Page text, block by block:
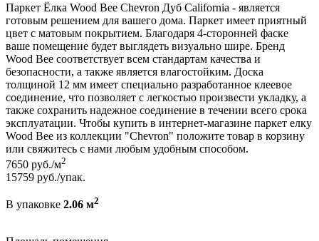
Паркет Ёлка Wood Bee Chevron Дуб California - является
готовым решением для вашего дома. Паркет имеет приятный
цвет с матовым покрытием. Благодаря 4-сторонней фаске
ваше помещение будет выглядеть визуально шире. Бренд
Wood Bee соответствует всем стандартам качества и
безопасности, а также является влагостойким. Доска
толщиной 12 мм имеет специально разработанное клеевое
соединение, что позволяет с легкостью произвести укладку, а
также сохранить надежное соединение в течении всего срока
эксплуатации. Чтобы купить в интернет-магазине паркет елку
Wood Bee из коллекции "Chevron" положите товар в корзину
или свяжитесь с нами любым удобным способом.
7650 руб./м2
15759 руб./упак.
В упаковке 2.06 м2